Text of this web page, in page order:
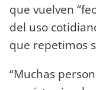
que vuelven
del uso
que repetimos
“Muchas